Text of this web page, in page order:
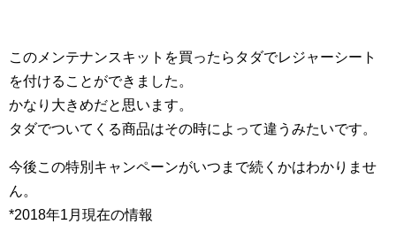
このメンテナンスキットを買ったらタダでレジャーシート
を付けることができました。
かなり大きめだと思います。
タダでついてくる商品はその時によって違うみたいです。
今後この特別キャンペーンがいつまで続くかはわかりませ
ん。
*2018年1月現在の情報